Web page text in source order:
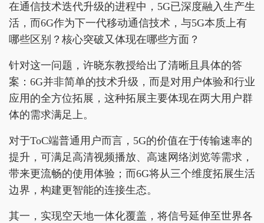
在通信技术迭代升级的进程中，5G已深度融入生产生
活，而6G作为下一代移动通信技术，与5G本质上有
哪些区别？核心突破又体现在哪些方面？
针对这一问题，许晓东教授给出了清晰且具体的答
案：6G并非简单的技术升级，而是对用户体验和行业
应用的全方位拓展，这种拓展主要体现在两大用户群
体的需求满足上。
对于ToC端普通用户而言，5G的价值在于传输速率的
提升，可满足高清视频播放、高速网络浏览等需求，
带来更流畅的使用体验；而6G将从三个维度拓展生活
边界，构建更智能的连接生态。
其一，实现空天地一体化覆盖，将信号延伸至世界各